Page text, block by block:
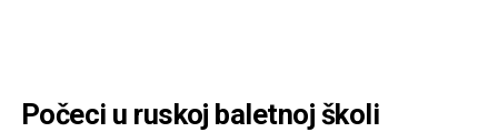
Počeci u ruskoj baletnoj školi